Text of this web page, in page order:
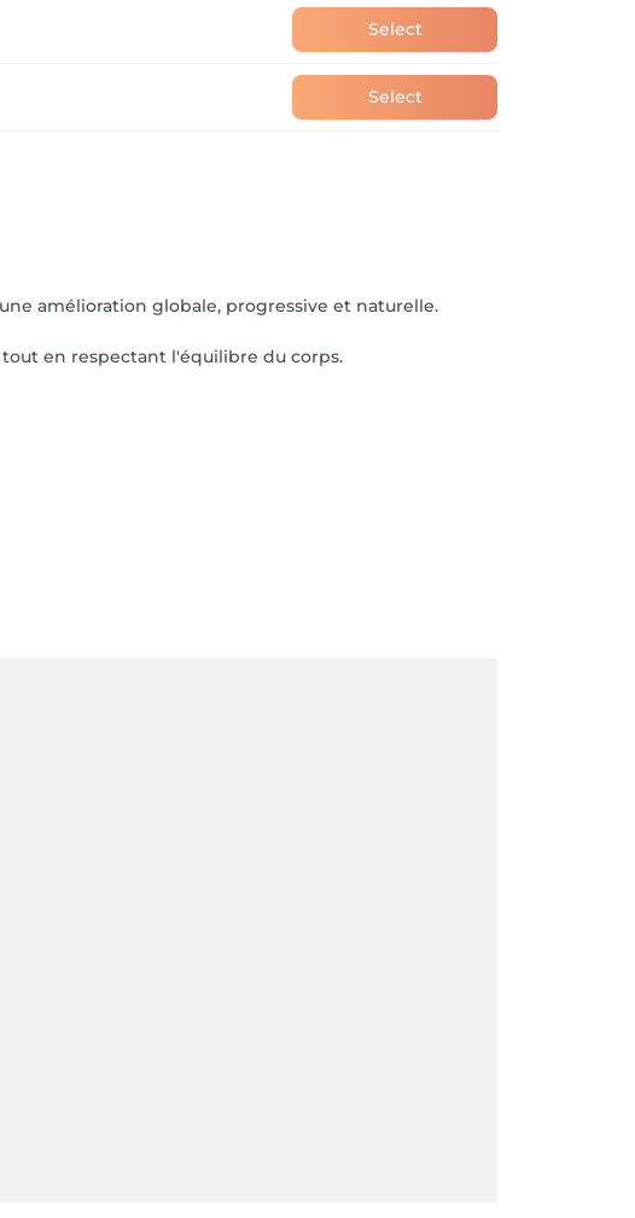
Select
Select
amélioration globale, progressive et naturelle.
en respectant l'équilibre du corps.